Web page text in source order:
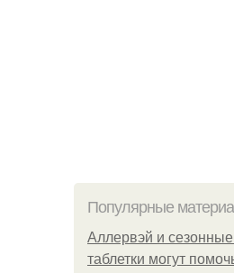
Популярные
Аллервэй и
таблетки могут